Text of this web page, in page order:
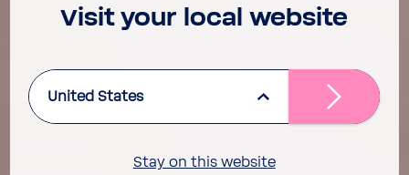
Visit your local website
United States
Stay on this website